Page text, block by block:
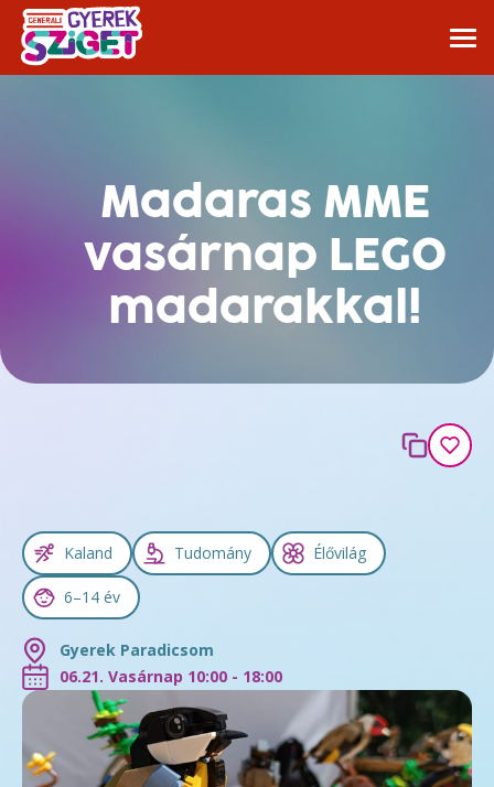
Madaras MME
vasárnap LEGO
madarakkal!
Kaland Tudomány Élővilág
6–14 év
Gyerek Paradicsom
06.21. Vasárnap 10:00 - 18:00